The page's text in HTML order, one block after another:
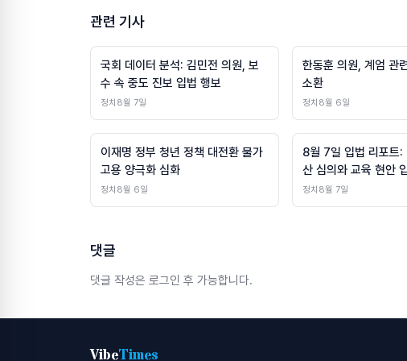
관련 기사
국회 데이터 분석: 김민전 의원, 보
수 속 중도 진보 입법 행보
정치 8월 7일
한동훈 의원, 계엄 관
소환
정치 8월 6일
이재명 정부 청년 정책 대전환 물가
고용 양극화 심화
정치 8월 6일
8월 7일 입법 리포트:
산 심의와 교육 현안
정치 8월 7일
댓글
댓글 작성은 로그인 후 가능합니다.
VibeTimes